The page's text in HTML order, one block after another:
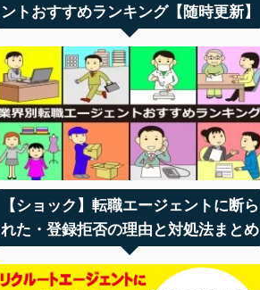
ントおすすめランキング【随時更新】
【ショック】転職エージェントに断ら
れた・登録拒否の理由と対処法まとめ